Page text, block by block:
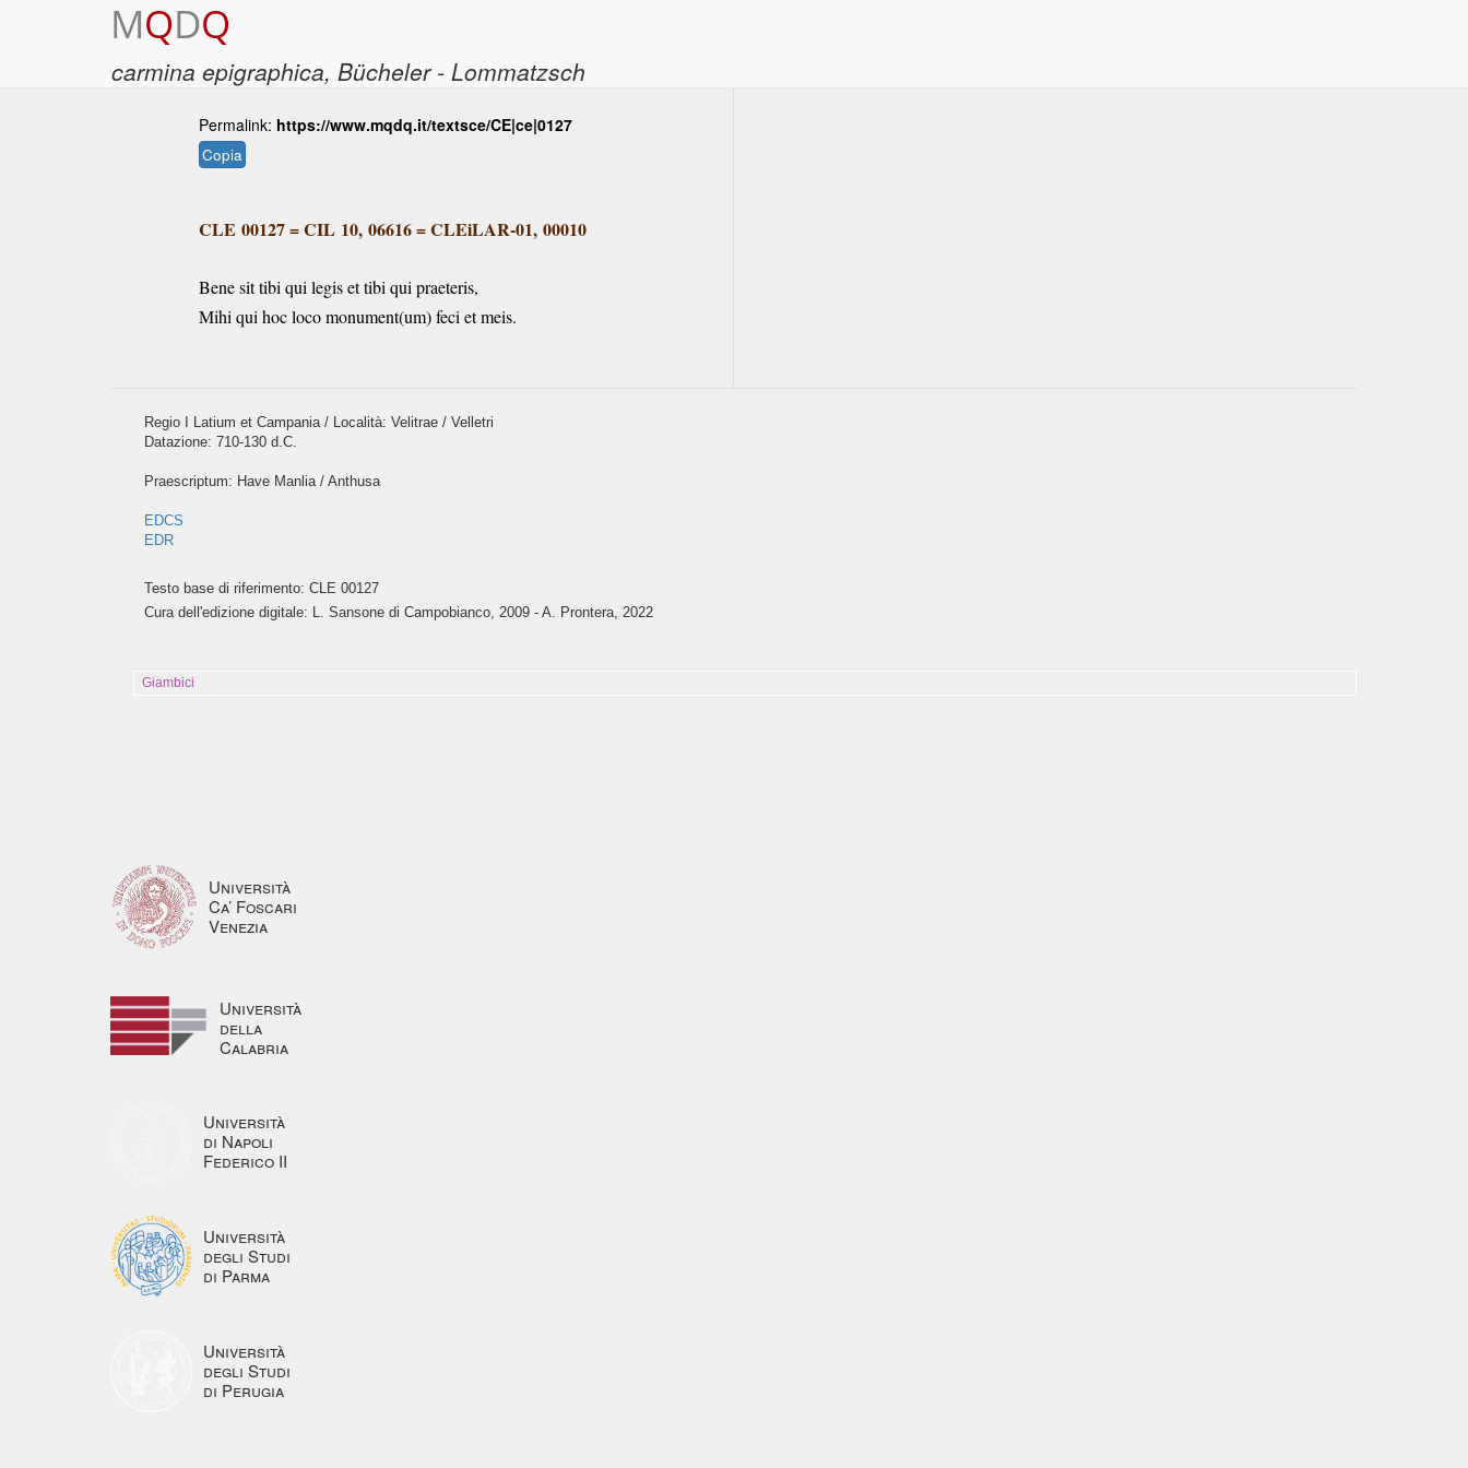
MQDQ
carmina epigraphica, Bücheler - Lommatzsch
Permalink: https://www.mqdq.it/textsce/CE|ce|0127
Copia
CLE 00127=CIL 10, 06616=CLEiLAR-01, 00010
Bene sit tibi qui legis et tibi qui praeteris,
Mihi qui hoc loco monument(um) feci et meis.
Regio I Latium et Campania / Località: Velitrae / Velletri
Datazione: 710-130 d.C.
Praescriptum: Have Manlia / Anthusa
EDCS
EDR
Testo base di riferimento: CLE 00127
Cura dell'edizione digitale: L. Sansone di Campobianco, 2009 - A. Prontera, 2022
Giambici
Università
Ca’ Foscari
Venezia
Università
della
Calabria
Università
di Napoli
Federico II
Università
degli Studi
di Parma
Università
degli Studi
di Perugia